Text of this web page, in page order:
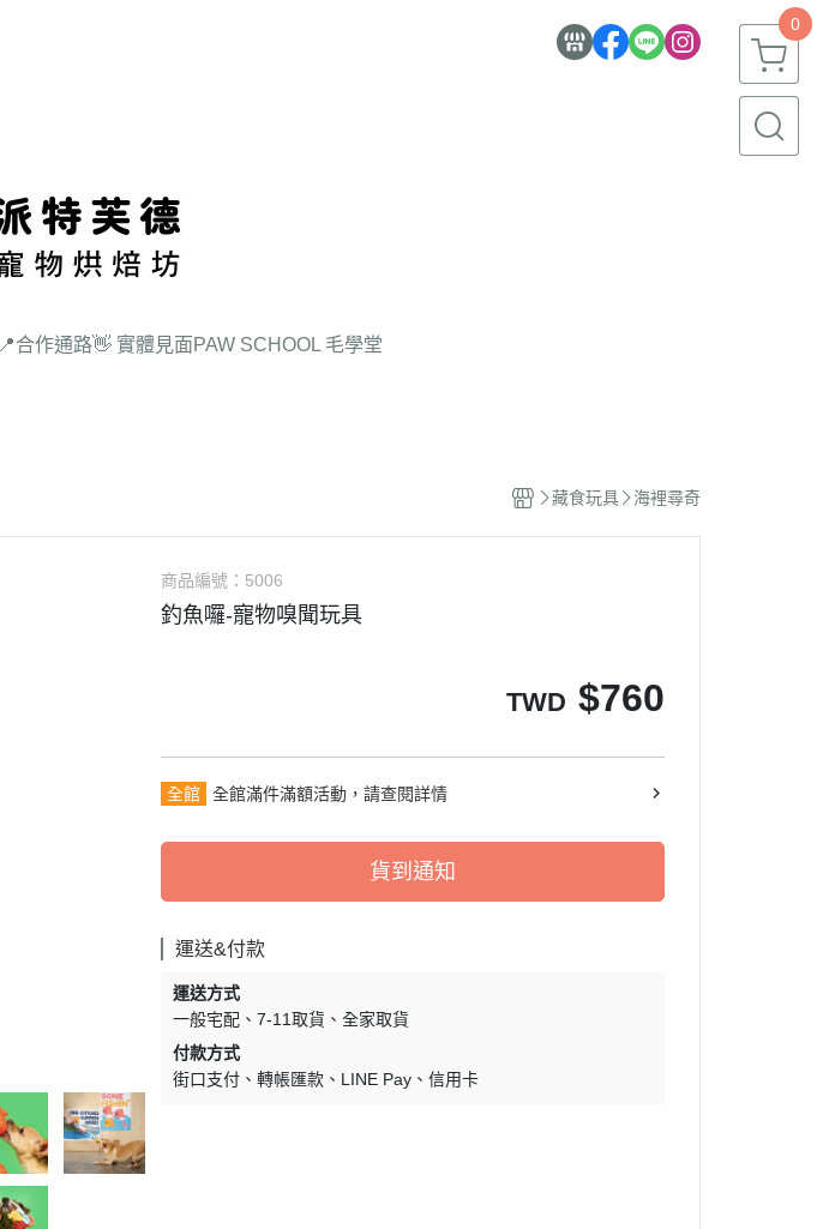
0
📍合作通路👋 實體見面PAW SCHOOL 毛學堂
藏食玩具 海裡尋奇
商品編號： 5006
釣魚囉-寵物嗅聞玩具
TWD $760
全館 全館滿件滿額活動，請查閱詳情
貨到通知
運送&付款
運送方式
一般宅配
7-11取貨
全家取貨
付款方式
街口支付
轉帳匯款 LINE Pay 信用卡